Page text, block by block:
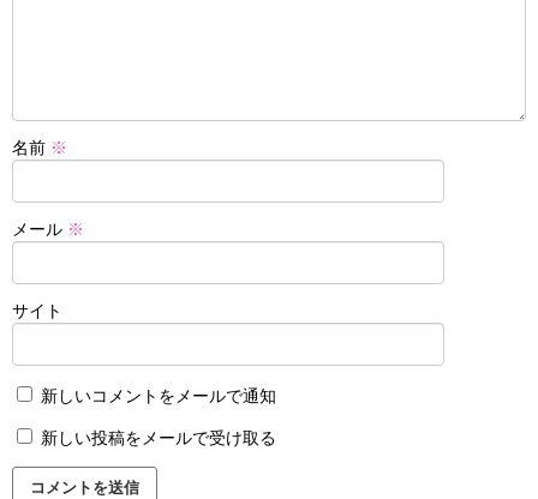
名前 ※
メール ※
サイト
新しいコメントをメールで通知
新しい投稿をメールで受け取る